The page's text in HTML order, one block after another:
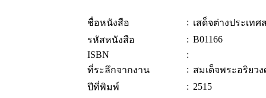
ชื่อหนังสือ : เสด็จต่างประเท
รหัสหนังสือ
: B01166
ISBN
:
ที่ระลึกจากงาน
: สมเด็จพระอริยว
ปีที่พิมพ์
: 2515